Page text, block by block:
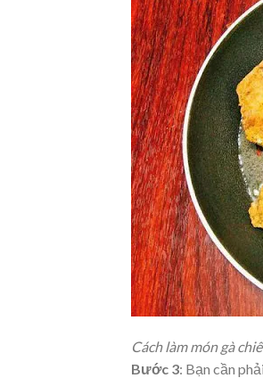
Cách làm món gà
Bước 3: Bạn cần